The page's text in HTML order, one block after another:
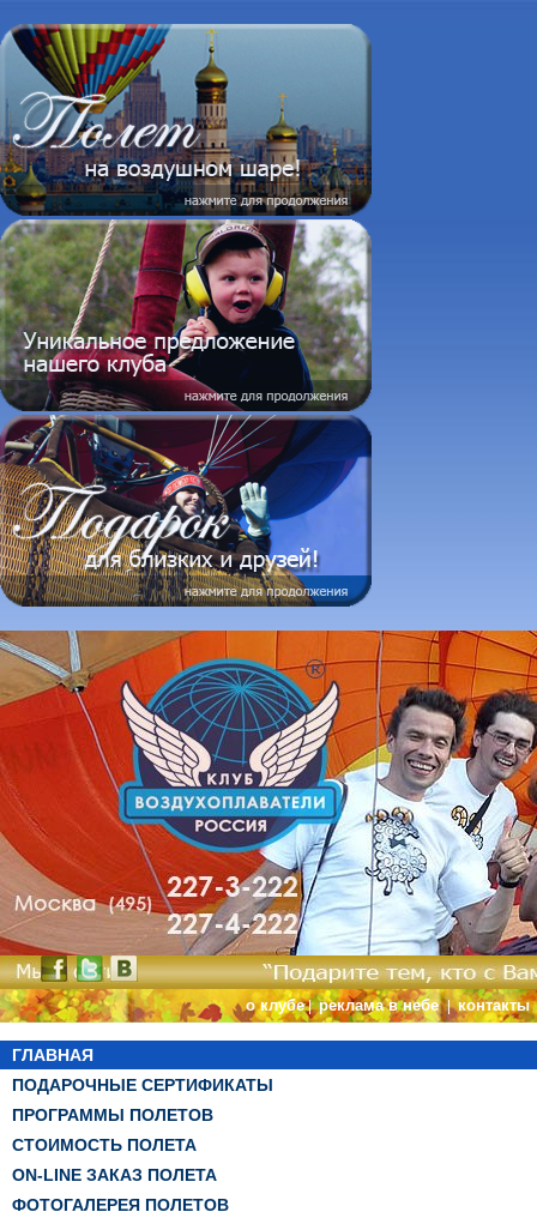
о клубе|реклама в небе|контакты
ГЛАВНАЯ
ПОДАРОЧНЫЕ СЕРТИФИКАТЫ
ПРОГРАММЫ ПОЛЕТОВ
СТОИМОСТЬ ПОЛЕТА
ON-LINE ЗАКАЗ ПОЛЕТА
ФОТОГАЛЕРЕЯ ПОЛЕТОВ